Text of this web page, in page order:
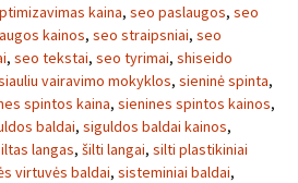
kaina, seo paslaugos, seo
kainos, seo straipsniai, seo
, seo tekstai, seo tyrimai, shiseido
vairavimo mokyklos, sieninė spinta,
spintos kaina, sienines spintos kainos,
baldai, siguldos baldai kainos,
langas, šilti langai, silti plastikiniai
virtuvės baldai, sisteminiai baldai,